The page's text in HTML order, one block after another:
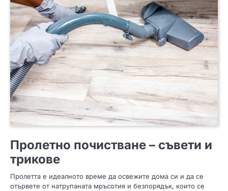
Пролетно почистване – съвети и
трикове
Пролетта е идеалното време да освежите дома си и да се
отървете от натрупаната мръсотия и безпорядък, които се